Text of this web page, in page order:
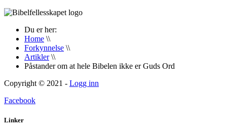
Du er her:
Home \\
Forkynnelse \\
Artikler \\
Påstander om at hele Bibelen ikke er Guds Ord
Copyright © 2021 - Logg inn
Facebook
Linker